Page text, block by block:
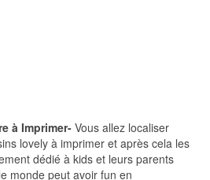
à Imprimer- Vous allez localiser
lovely à imprimer et après cela les
dédié à kids et leurs parents
monde peut avoir fun en